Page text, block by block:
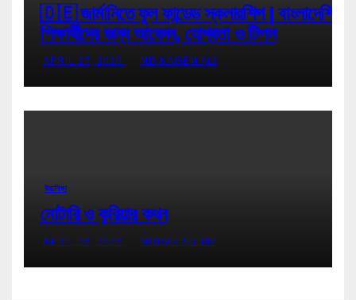
🇩🇪 জার্মানিতে ফুল ফান্ডেড স্কলারশিপ | বাংলাদেশি
শিক্ষার্থীদের জন্য আবেদন, যোগ্যতা ও টিপস
APRIL 27, 2026 MD KAGEM ALI
উচ্চশিক্ষা
নোটারি ও কুরিয়ার কথন
APRIL 26, 2026 MODAK SUBIR